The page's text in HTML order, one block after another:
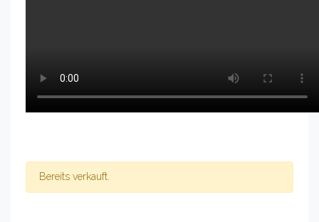
Bereits verkauft.